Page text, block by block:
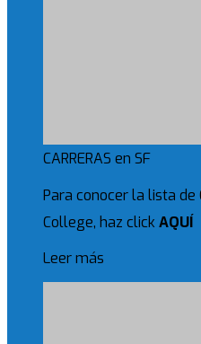
CARRERAS en SF
Para conocer la lista de
College, haz click AQUÍ
Leer más